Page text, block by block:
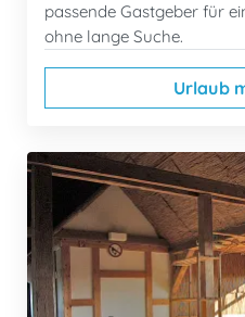
passende Gastgeber für
ohne lange Suche.
Urlaub